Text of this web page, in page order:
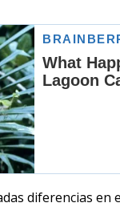
diferencias en